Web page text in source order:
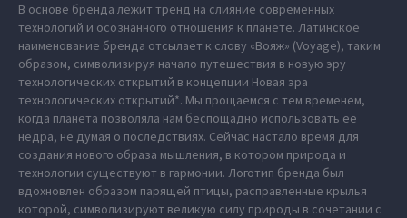
В основе бренда лежит тренд на слияние современных
технологий и осознанного отношения к планете. Латинское
наименование бренда отсылает к слову «Вояж» (Voyage), таким
образом, символизируя начало путешествия в новую эру
технологических открытий в концепции Новая эра
технологических открытий*. Мы прощаемся с тем временем,
когда планета позволяла нам беспощадно использовать ее
недра, не думая о последствиях. Сейчас настало время для
создания нового образа мышления, в котором природа и
технологии существуют в гармонии. Логотип бренда был
вдохновлен образом парящей птицы, расправленные крылья
которой, символизируют великую силу природы в сочетании с